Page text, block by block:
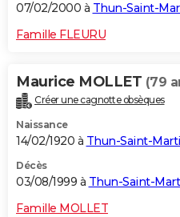
07/02/2000 à Thun-Saint-
Famille FLEURU
Maurice MOLLET (79
Créer une cagnotte obsèques
Naissance
14/02/1920 à Thun-Saint-
Décès
03/08/1999 à Thun-Saint-
Famille MOLLET